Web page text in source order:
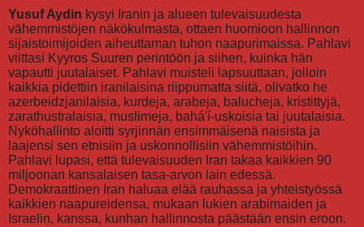
Yusuf Aydin kysyi Iranin ja alueen tulevaisuudesta
vähemmistöjen näkökulmasta, ottaen huomioon hallinnon
sijaistoimijoiden aiheuttaman tuhon naapurimaissa. Pahlavi
viittasi Kyyros Suuren perintöön ja siihen, kuinka hän
vapautti juutalaiset. Pahlavi muisteli lapsuuttaan, jolloin
kaikkia pidettiin iranilaisina riippumatta siitä, olivatko he
azerbeidzjanilaisia, kurdeja, arabeja, balucheja, kristittyjä,
zarathustralaisia, muslimeja, bahá'í-uskoisia tai juutalaisia.
Nyköhallinto aloitti syrjinnän ensimmäisenä naisista ja
laajensi sen etnisiin ja uskonnollisiin vähemmistöihin.
Pahlavi lupasi, että tulevaisuuden Iran takaa kaikkien 90
miljoonan kansalaisen tasa-arvon lain edessä.
Demokraattinen Iran haluaa elää rauhassa ja yhteistyössä
kaikkien naapureidensa, mukaan lukien arabimaiden ja
Israelin, kanssa, kunhan hallinnosta päästään ensin eroon.